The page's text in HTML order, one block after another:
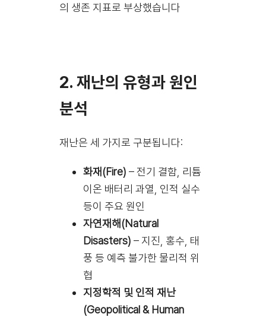
의 생존 지표로 부상했습니다
2. 재난의 유형과 원인
분석
재난은 세 가지로 구분됩니다:
화재(Fire) – 전기 결함, 리튬
이온 배터리 과열, 인적 실수
등이 주요 원인
자연재해(Natural
Disasters) – 지진, 홍수, 태
풍 등 예측 불가한 물리적 위
협
지정학적 및 인적 재난
(Geopolitical & Human